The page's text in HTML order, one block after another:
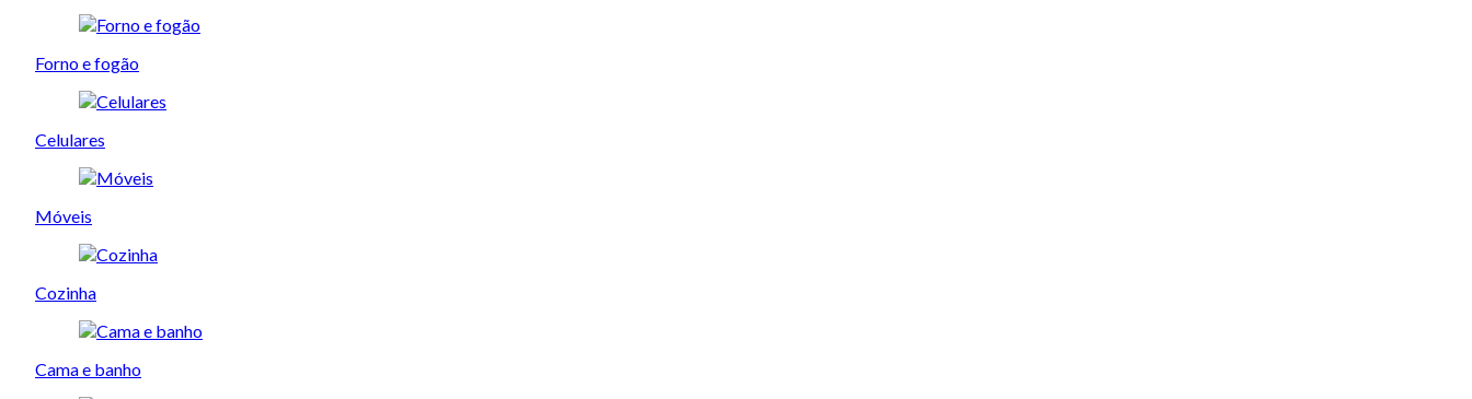
Forno e fogão
Celulares
Móveis
Cozinha
Cama e banho